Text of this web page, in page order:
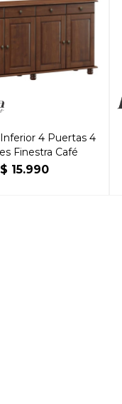
4 Puertas 4
Finestra Café
$ 15.990